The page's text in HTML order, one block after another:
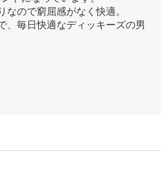
ので窮屈感がなく快適。
、毎日快適なディッキーズの男